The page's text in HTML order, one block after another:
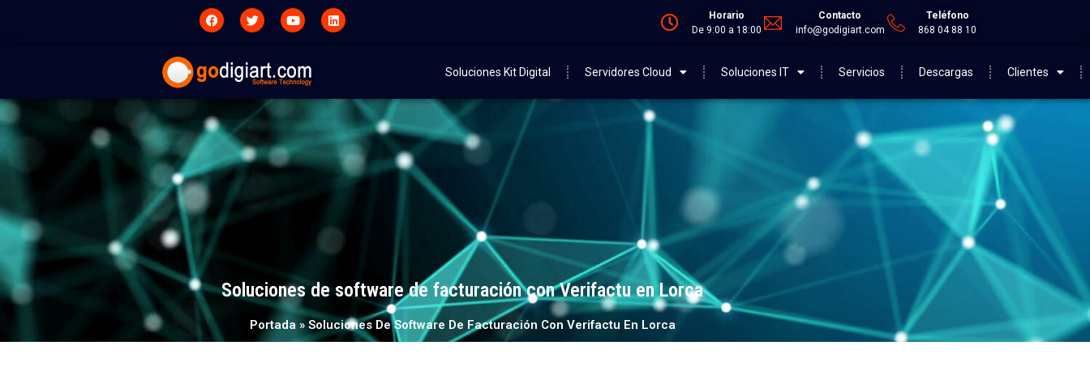
Horario
De 9:00 a 18:00
Contacto
info@godigiart.com
Teléfono
868 04 88 10
Soluciones Kit Digital Servidores Cloud Soluciones IT Servicios Descargas Clientes
Soluciones de software de facturación con Verifactu en Lorca
Portada» Soluciones De Software De Facturación Con Verifactu En Lorca